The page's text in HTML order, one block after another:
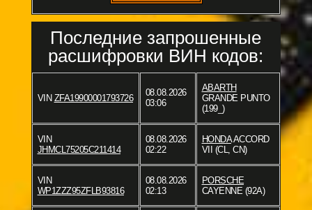
Последние запрошенные
расшифровки ВИН кодов:
VIN ZFA19900001793726
08.08.2026
03:06
ABARTH
GRANDE PUNTO
(199_)
VIN
JHMCL75205C211414
08.08.2026
02:22
HONDAACCORD
VII (CL, CN)
VIN
WP1ZZZ95ZFLB93816
08.08.2026
02:13
PORSCHE
CAYENNE (92A)